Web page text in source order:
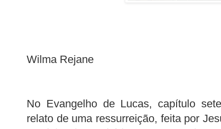
Wilma Rejane
No Evangelho de Lucas, capítulo
relato de uma ressurreição, feita por